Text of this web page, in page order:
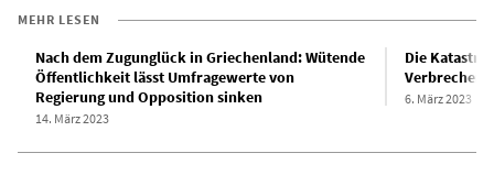
MEHR LESEN
Nach dem Zugunglück in Griechenland: Wütende
Öffentlichkeit lässt Umfragewerte von
Regierung und Opposition sinken
14. März 2023
Die
Verbrechen
6. März 2023